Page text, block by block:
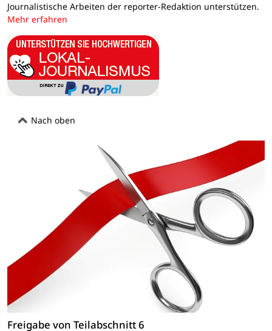
Journalistische Arbeiten der reporter-Redaktion unterstützen.
Mehr erfahren
Nach oben
Freigabe von Teilabschnitt 6